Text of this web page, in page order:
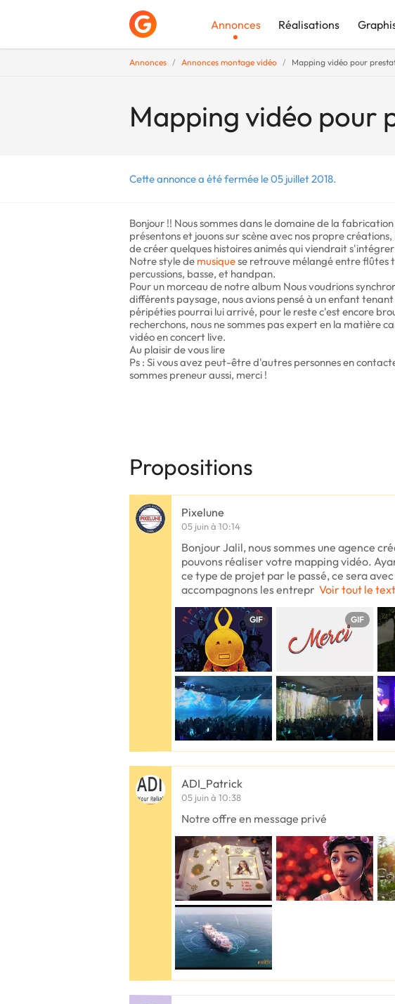
Annonces Réalisations
Annonces Annonces montage vidéo Mapping vidéo pour
Mapping vidéo pour
Cette annonce a été fermée le 05 juillet 2018.
Bonjour !! Nous sommes dans le domaine de la
présentons et jouons sur scène avec nos propre
de créer quelques histoires animés qui viendrait
Notre style de musiquese retrouve mélangé entre flûtes
percussions, basse, et handpan.
Pour un morceau de notre album Nous voudrions
différents paysage, nous avions pensé à un enfant
péripéties pourrai lui arrivé, pour le reste c'est encore
recherchons, nous ne sommes pas expert en la matière
vidéo en concert live.
Au plaisir de vous lire
Ps : Si vous avez peut-être d'autres personnes en
sommes preneur aussi, merci !
Propositions
Pixelune
05 juin à 10:14
Bonjour Jalil, nous sommes une agence
pouvons réaliser votre mapping vidéo.
ce type de projet par le passé, ce sera
accompagnons les entrepr Voir tout le
GIF GIF
ADI_Patrick
05 juin à 10:38
Notre offre en message privé